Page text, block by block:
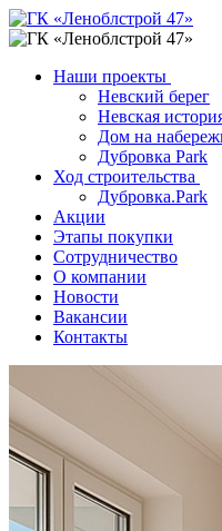
Наши проекты
Невский берег
Невская
Дом на
Дубровка Park
Ход строительства
Дубровка.Park
Акции
Этапы покупки
Сотрудничество
О компании
Новости
Вакансии
Контакты